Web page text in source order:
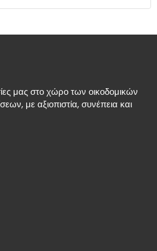
μας στο χώρο των οικοδομικών
με αξιοπιστία, συνέπεια και